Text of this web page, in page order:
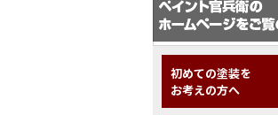
初めての塗装を
お考えの方へ